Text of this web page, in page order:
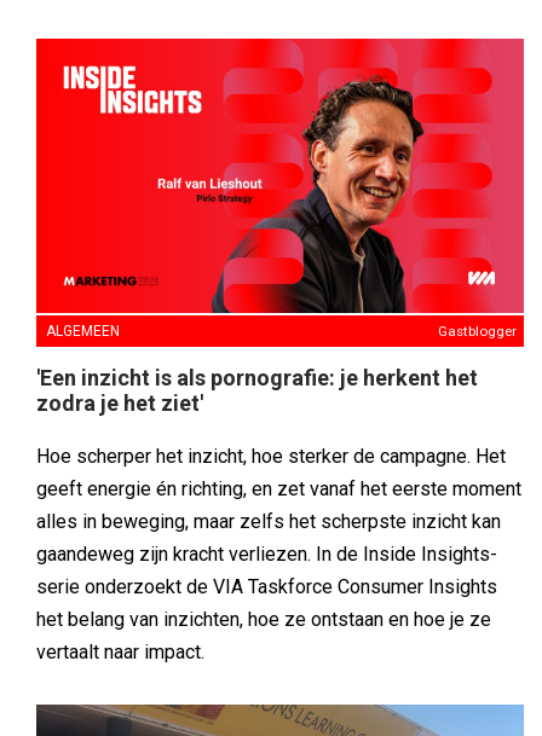
ALGEMEEN Gastblogger
'Een inzicht is als pornografie: je herkent het
zodra je het ziet'
Hoe scherper het inzicht, hoe sterker de campagne. Het
geeft energie én richting, en zet vanaf het eerste moment
alles in beweging, maar zelfs het scherpste inzicht kan
gaandeweg zijn kracht verliezen. In de Inside Insights-
serie onderzoekt de VIA Taskforce Consumer Insights
het belang van inzichten, hoe ze ontstaan en hoe je ze
vertaalt naar impact.